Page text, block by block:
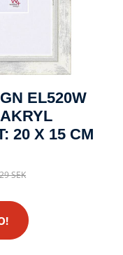
EL520W
20 X 15 CM
SEK